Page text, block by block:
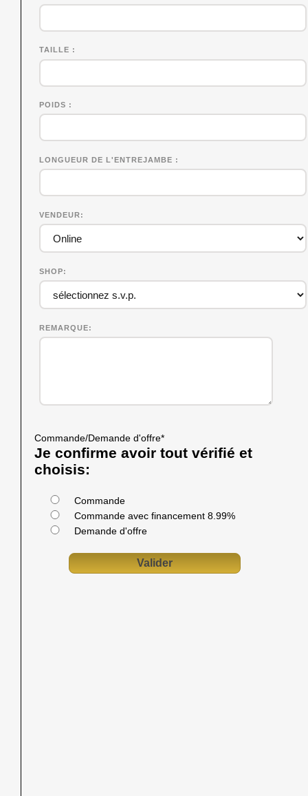
TAILLE
POIDS
LONGUEUR DE L'ENTREJAMBE
VENDEUR
SHOP
REMARQUE
Commande/Demande d'offre*
Je confirme avoir tout vérifié et
choisis:
Commande
Commande avec financement 8.99%
Demande d'offre